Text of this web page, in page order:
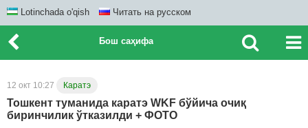
Lotinchada o'qish Читать на русском
Бош саҳифа
12 окт 10:27 Каратэ
Тошкент туманида каратэ WKF бўйича очиқ
биринчилик ўтказилди + ФОТО